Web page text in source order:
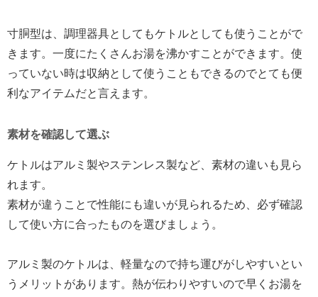
寸胴型は、調理器具としてもケトルとしても使うことがで
きます。一度にたくさんお湯を沸かすことができます。使
っていない時は収納として使うこともできるのでとても便
利なアイテムだと言えます。
素材を確認して選ぶ
ケトルはアルミ製やステンレス製など、素材の違いも見ら
れます。
素材が違うことで性能にも違いが見られるため、必ず確認
して使い方に合ったものを選びましょう。
アルミ製のケトルは、軽量なので持ち運びがしやすいとい
うメリットがあります。熱が伝わりやすいので早くお湯を